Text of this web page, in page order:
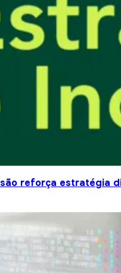
reforça estratégia